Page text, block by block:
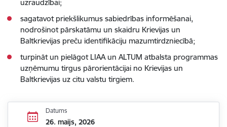
uzraudzībai;
sagatavot priekšlikumus sabiedrības informēšanai,
nodrošinot pārskatāmu un skaidru Krievijas un
Baltkrievijas preču identifikāciju mazumtirdzniecībā;
turpināt un pielāgot LIAA un ALTUM atbalsta programmas
uzņēmumu tirgus pārorientācijai no Krievijas un
Baltkrievijas uz citu valstu tirgiem.
Datums
26. maijs, 2026